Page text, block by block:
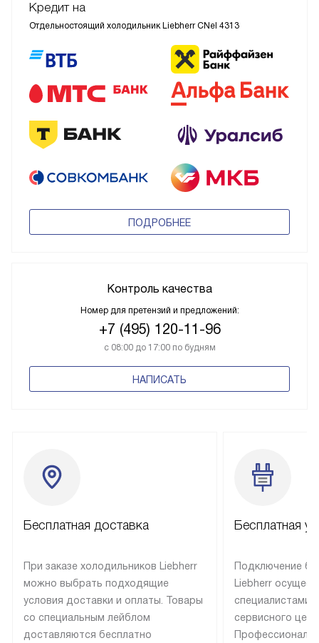
Кредит на
Отдельностоящий холодильник Liebherr CNel 4313
ПОДРОБНЕЕ
Контроль качества
Номер для претензий и предложений:
+7 (495) 120-11-96
с 08:00 до 17:00 по будням
НАПИСАТЬ
Бесплатная доставка
При заказе холодильников Liebherr
можно выбрать подходящие
условия доставки и оплаты. Товары
со специальным лейблом
доставляются бесплатно
Бесплатная
Подключение
Liebherr
специалистами
сервисного